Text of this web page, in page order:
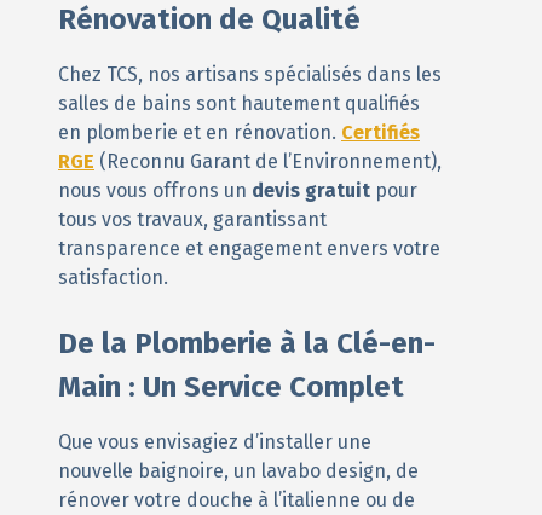
Rénovation de Qualité
Chez TCS, nos artisans spécialisés dans les
salles de bains sont hautement qualifiés
en plomberie et en rénovation. Certifiés
RGE (Reconnu Garant de l’Environnement),
nous vous offrons un devis gratuit pour
tous vos travaux, garantissant
transparence et engagement envers votre
satisfaction.
De la Plomberie à la Clé-en-
Main : Un Service Complet
Que vous envisagiez d’installer une
nouvelle baignoire, un lavabo design, de
rénover votre douche à l’italienne ou de